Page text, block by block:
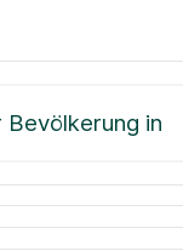
Bevölkerung in